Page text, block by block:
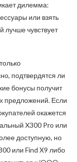
дилемма:
или взять
лучше чувствует
подтвердятся ли
бонусы получит
предложений. Если
окажется
X300 Pro или
доступную, но
или Find X9 либо